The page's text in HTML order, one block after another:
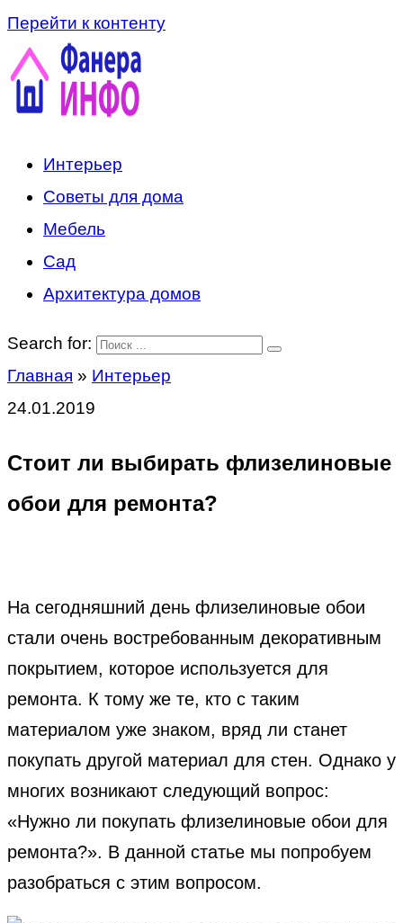
Перейти к контенту
Интерьер
Советы для дома
Мебель
Сад
Архитектура домов
Search for:
Главная » Интерьер
24.01.2019
Стоит ли выбирать флизелиновые
обои для ремонта?
На сегодняшний день флизелиновые обои
стали очень востребованным декоративным
покрытием, которое используется для
ремонта. К тому же те, кто с таким
материалом уже знаком, вряд ли станет
покупать другой материал для стен. Однако у
многих возникают следующий вопрос:
«Нужно ли покупать флизелиновые обои для
ремонта?». В данной статье мы попробуем
разобраться с этим вопросом.